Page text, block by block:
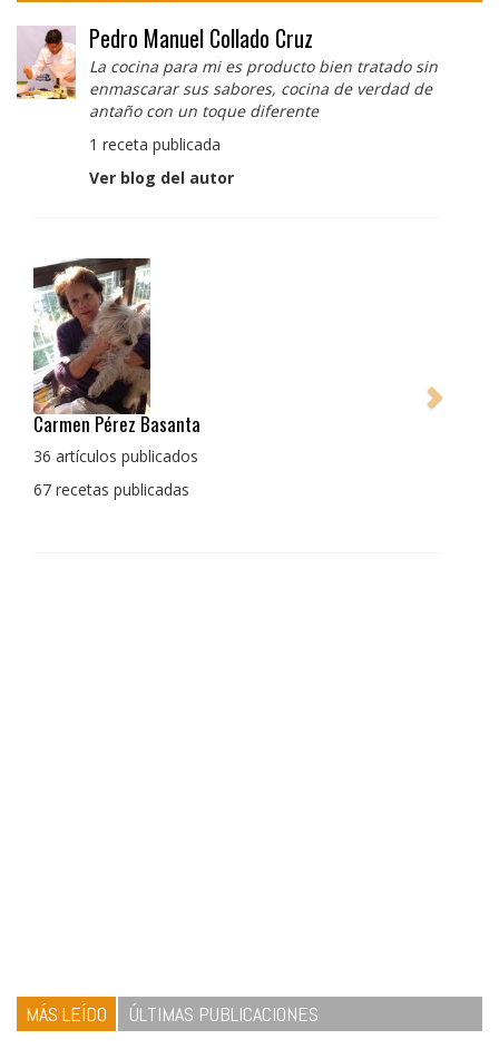
Pedro Manuel Collado Cruz
La cocina para mi es producto bien tratado sin
enmascarar sus sabores, cocina de verdad de
antaño con un toque diferente
1 receta publicada
Ver blog del autor
Pedro Manuel Collado Cruz
La cocina para mi es producto bien tratado sin
con un toque diferente